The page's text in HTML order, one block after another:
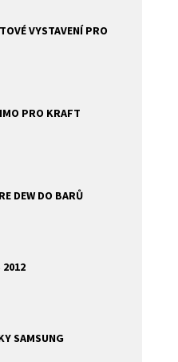
VYSTAVENÍ PRO
PRO KRAFT
DEW DO BARŮ
2012
SAMSUNG